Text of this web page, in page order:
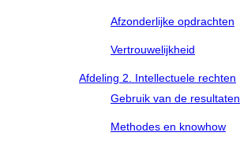
Afzonderlijke opdrachten
Vertrouwelijkheid
Afdeling 2. Intellectuele rechten
Gebruik van de resultaten
Methodes en knowhow